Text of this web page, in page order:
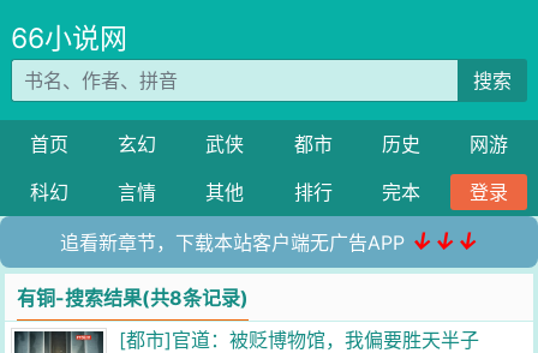
66小说网
搜索
首页 玄幻 武侠 都市 历史
网游
科幻
言情 其他 排行 完本 登录
追看新章节，下载本站客户端无广告APP ↓↓↓
有铜-搜索结果(共8条记录)
[都市]官道：被贬博物馆，我偏要胜天半子